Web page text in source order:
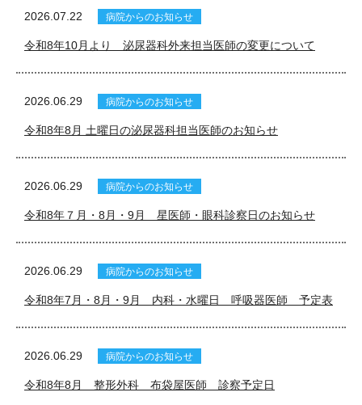
2026.07.22 病院からのお知らせ
令和8年10月より 泌尿器科外来担当医師の変更について
2026.06.29 病院からのお知らせ
令和8年8月 土曜日の泌尿器科担当医師のお知らせ
2026.06.29 病院からのお知らせ
令和8年７月・8月・9月 星医師・眼科診察日のお知らせ
2026.06.29 病院からのお知らせ
令和8年7月・8月・9月 内科・水曜日 呼吸器医師 予定表
2026.06.29 病院からのお知らせ
令和8年8月 整形外科 布袋屋医師 診察予定日